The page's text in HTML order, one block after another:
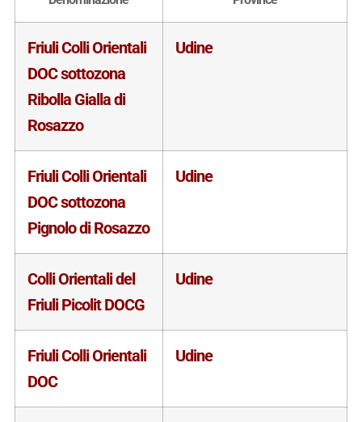
Friuli Colli Orientali
DOC sottozona
Ribolla Gialla di
Rosazzo
Udine
Friuli Colli Orientali
DOC sottozona
Pignolo di Rosazzo
Udine
Colli Orientali del
Friuli Picolit DOCG
Udine
Friuli Colli Orientali
DOC
Udine